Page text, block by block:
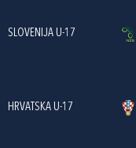
SLOVENIJA U-17
HRVATSKA U-17